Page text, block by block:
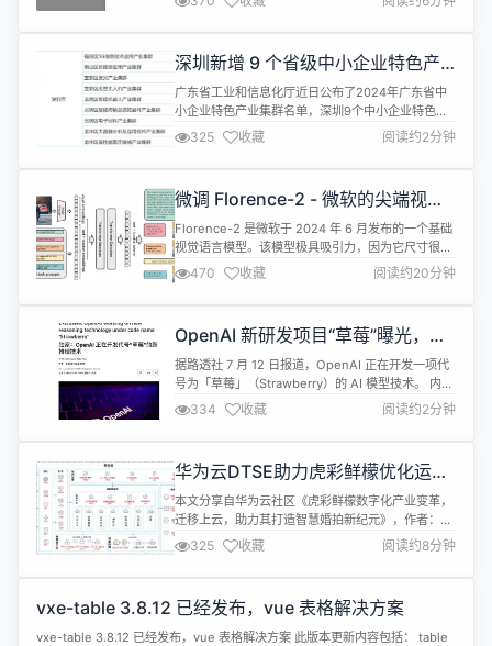
发，为开发小型到大型项目后台提供了丰富的功能，
易于扩展，支持三端代码生成。 官方自带多种扩展，
英双语支持，方便应用出海，深度支持国际...
深圳新增 9 个省级中小企业特色产
业集群
广东省工业和信息化厅近日公布了2024年广东省中
小企业特色产业集群名单，深圳9个中小企业特色产
业集群成功入选。 分别是福田区的5G信息技术应用
产业集群、南山区的新能源应用产业集群、宝安区的
激光产业集群、宝安区的低空无人机产业集群、龙岗
用软件产业集群、龙华区的高性能医疗器械产业集
群、光明区的智能传输及感知器件产业集...
325 收藏 阅读约2分钟
微调 Florence-2 - 微软的尖端视觉
语言模型
Florence-2 是微软于 2024 年 6 月发布的一个基础
视觉语言模型。该模型极具吸引力，因为它尺寸很小
(0.2B 及 0.7B) 且在各种计算机视觉和视觉语言任务
上表现出色。 Florence 开箱即用支持多种类型的任
务，包括: 看图说话、目标检测、OCR 等等。虽然覆
有可能你希望针对自己的任务更好地...
470 收藏 阅读约20分钟
OpenAI 新研发项目“草莓”曝光，用
于提升大模型的推理能力
据路透社 7 月 12 日报道，OpenAI 正在开发一项代
号为「草莓」（Strawberry）的 AI 模型技术。 内部
文件显示，这一项目旨在提升 AI 的高级推理能力，
使其不仅能够生成查询答案，还能自主规划并开展复
杂研究。 据知情人士透露，OpenAI 希望通过
服当前 AI 在常识性问题上的...
334 收藏 阅读约2分钟
华为云DTSE助力虎彩鲜檬优化运维
效率，助力迁移上云
本文分享自华为云社区《虎彩鲜檬数字化产业变革，
迁移上云，助力其打造智慧婚拍新纪元》，作者：
HuaweiCloudDeveloper。 来源：《华为云
DTSE》第四期赋能云专刊 在科技日新月异的今天，
婚拍摄影行业正迎来一场前所未有的变革。虎彩鲜
为云DTSE团队，共同推动业务的数字化转型和智能
化升级，为新人们带来了...
325 收藏 阅读约8分钟
vxe-table 3.8.12 已经发布，vue 表格解决方案
vxe-table 3.8.12 已经发布，vue 表格解决方案 此版本更新内容包括： table